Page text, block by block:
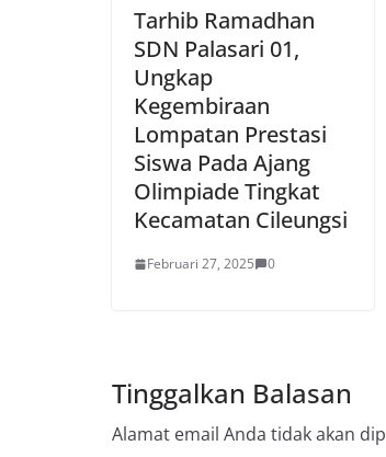
Tarhib Ramadhan
SDN Palasari 01,
Ungkap
Kegembiraan
Lompatan Prestasi
Siswa Pada Ajang
Olimpiade Tingkat
Kecamatan Cileungsi
Februari 27, 2025 0
Tinggalkan Balasan
Alamat email Anda tidak akan